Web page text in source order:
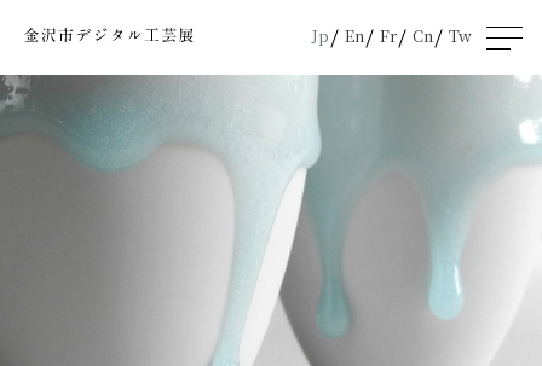
Jp En Fr Cn Tw
men
u